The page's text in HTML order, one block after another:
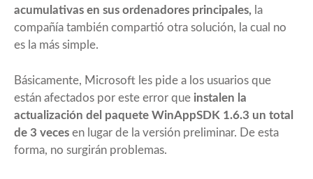
acumulativas en sus ordenadores principales, la
compañía también compartió otra solución, la cual no
es la más simple.
Básicamente, Microsoft les pide a los usuarios que
están afectados por este error que instalen la
actualización del paquete WinAppSDK 1.6.3 un total
de 3 veces en lugar de la versión preliminar. De esta
forma, no surgirán problemas.